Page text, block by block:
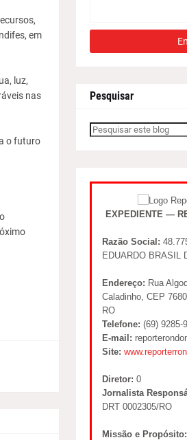
em
luz,
nas
o futuro
Pesquisar
EXPEDIENTE —
Razão Social:
EDUARDO BRASIL
Endereço: Rua
Caladinho, CEP
RO
Telefone: (69) 9285-
E-mail:
Site:
Diretor: 0
Jornalista
DRT 0002305/RO
Missão e Propósito: